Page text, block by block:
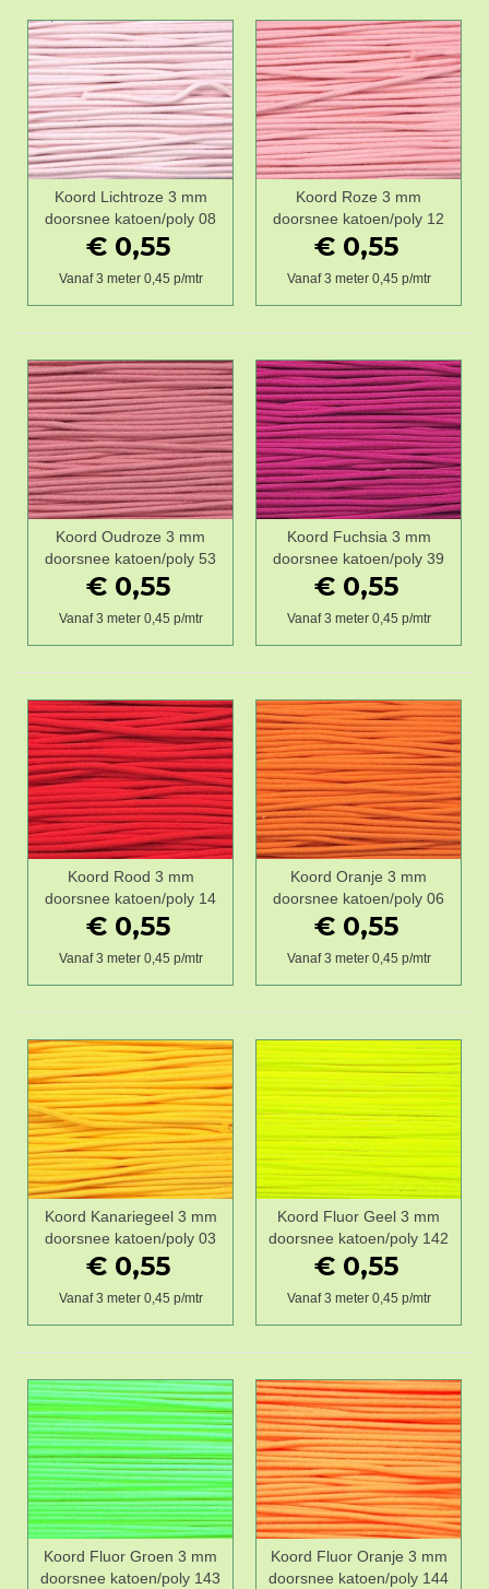
Koord Lichtroze 3 mm
doorsnee katoen/poly 08
€ 0,55
Vanaf 3 meter 0,45 p/mtr
Koord Roze 3 mm
doorsnee katoen/poly 12
€ 0,55
Vanaf 3 meter 0,45 p/mtr
Koord Oudroze 3 mm
doorsnee katoen/poly 53
€ 0,55
Vanaf 3 meter 0,45 p/mtr
Koord Fuchsia 3 mm
doorsnee katoen/poly 39
€ 0,55
Vanaf 3 meter 0,45 p/mtr
Koord Rood 3 mm
doorsnee katoen/poly 14
€ 0,55
Vanaf 3 meter 0,45 p/mtr
Koord Oranje 3 mm
doorsnee katoen/poly 06
€ 0,55
Vanaf 3 meter 0,45 p/mtr
Koord Kanariegeel 3 mm
doorsnee katoen/poly 03
€ 0,55
Vanaf 3 meter 0,45 p/mtr
Koord Fluor Geel 3 mm
doorsnee katoen/poly 142
€ 0,55
Vanaf 3 meter 0,45 p/mtr
Koord Fluor Groen 3 mm
doorsnee katoen/poly 143
Koord Fluor Oranje 3 mm
doorsnee katoen/poly 144